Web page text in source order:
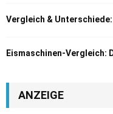
Vergleich &
Eismaschinen-Vergleich:
ANZEIGE